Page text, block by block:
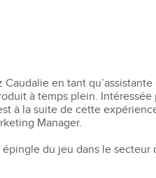
en tant
à temps plein.
à la suite de cette
Manager.
du jeu dans le secteur
Produit :
Bien-être
& Intelligence